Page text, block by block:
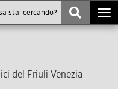
del Friuli Venezia